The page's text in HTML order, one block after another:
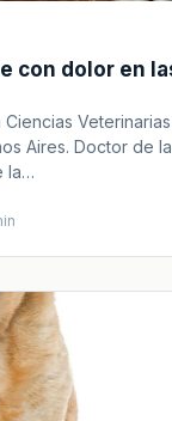
con dolor en
Aires. Doctor de la
la…